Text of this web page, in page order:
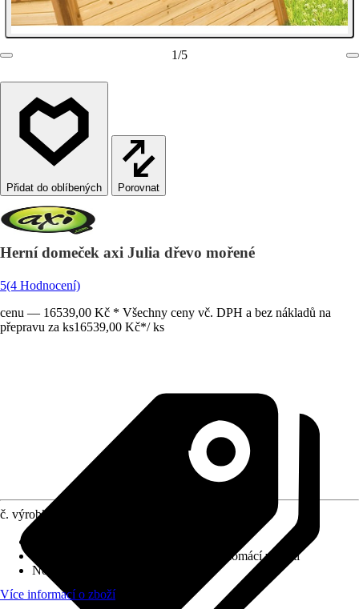
1/5
Porovnat
Herní domeček axi Julia dřevo mořené
5(4 Hodnocení)
cenu — 16539,00 Kč * Všechny ceny vč. DPH a bez nákladů na
přepravu za ks16539,00 Kč*/ ks
č. výrobku
Dětský zahradní program pro domácí využití
Normy/Certifikáty
Více informací o zboží